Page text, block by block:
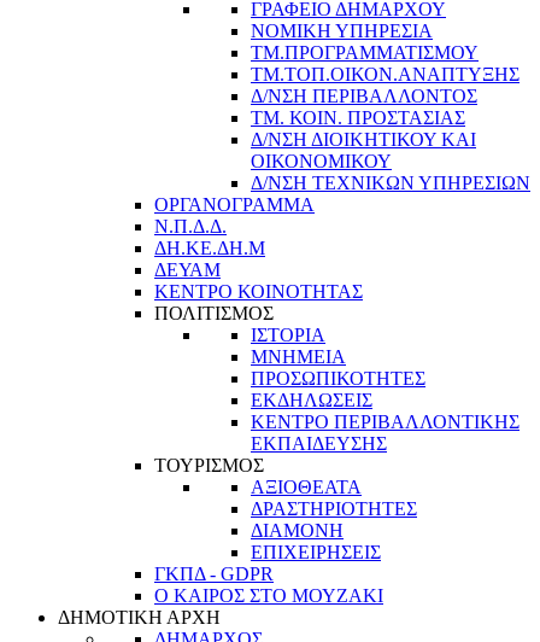
ΓΡΑΦΕΙΟ ΔΗΜΑΡΧΟΥ
ΝΟΜΙΚΗ ΥΠΗΡΕΣΙΑ
ΤΜ.ΠΡΟΓΡΑΜΜΑΤΙΣΜΟΥ
ΤΜ.ΤΟΠ.ΟΙΚΟΝ.ΑΝΑΠΤΥΞΗΣ
Δ/ΝΣΗ ΠΕΡΙΒΑΛΛΟΝΤΟΣ
ΤΜ. ΚΟΙΝ. ΠΡΟΣΤΑΣΙΑΣ
Δ/ΝΣΗ ΔΙΟΙΚΗΤΙΚΟΥ ΚΑΙ
ΟΙΚΟΝΟΜΙΚΟΥ
Δ/ΝΣΗ ΤΕΧΝΙΚΩΝ ΥΠΗΡΕΣΙΩΝ
ΟΡΓΑΝΟΓΡΑΜΜΑ
Ν.Π.Δ.Δ.
ΔΗ.ΚΕ.ΔΗ.Μ
ΔΕΥΑΜ
ΚΕΝΤΡΟ ΚΟΙΝΟΤΗΤΑΣ
ΠΟΛΙΤΙΣΜΟΣ
ΙΣΤΟΡΙΑ
ΜΝΗΜΕΙΑ
ΠΡΟΣΩΠΙΚΟΤΗΤΕΣ
ΕΚΔΗΛΩΣΕΙΣ
ΚΕΝΤΡΟ ΠΕΡΙΒΑΛΛΟΝΤΙΚΗΣ
ΕΚΠΑΙΔΕΥΣΗΣ
ΤΟΥΡΙΣΜΟΣ
ΑΞΙΟΘΕΑΤΑ
ΔΡΑΣΤΗΡΙΟΤΗΤΕΣ
ΔΙΑΜΟΝΗ
ΕΠΙΧΕΙΡΗΣΕΙΣ
ΓΚΠΔ - GDPR
Ο ΚΑΙΡΟΣ ΣΤΟ ΜΟΥΖΑΚΙ
ΔΗΜΟΤΙΚΗ ΑΡΧΗ